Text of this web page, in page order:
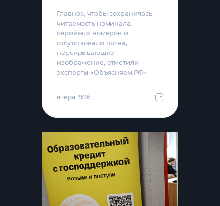
Главное, чтобы сохранилась
читаемость номинала,
серийных номеров и
отсутствовали пятна,
перекрывающие
изображение, отметили
эксперты «Объясняем.РФ»
вчера 19:26